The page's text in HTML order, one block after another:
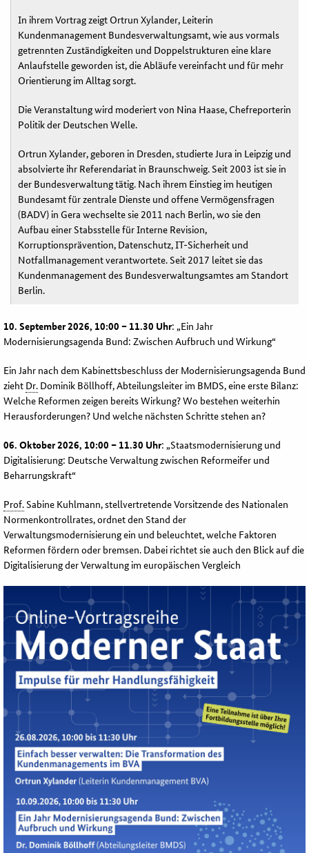
In ihrem Vortrag zeigt Ortrun Xylander, Leiterin
Kundenmanagement Bundesverwaltungsamt, wie aus vormals
getrennten Zuständigkeiten und Doppelstrukturen eine klare
Anlaufstelle geworden ist, die Abläufe vereinfacht und für mehr
Orientierung im Alltag sorgt.
Die Veranstaltung wird moderiert von Nina Haase, Chefreporterin
Politik der Deutschen Welle.
Ortrun Xylander, geboren in Dresden, studierte Jura in Leipzig und
absolvierte ihr Referendariat in Braunschweig. Seit 2003 ist sie in
der Bundesverwaltung tätig. Nach ihrem Einstieg im heutigen
Bundesamt für zentrale Dienste und offene Vermögensfragen
(BADV) in Gera wechselte sie 2011 nach Berlin, wo sie den
Aufbau einer Stabsstelle für Interne Revision,
Korruptionsprävention, Datenschutz, IT-Sicherheit und
Notfallmanagement verantwortete. Seit 2017 leitet sie das
Kundenmanagement des Bundesverwaltungsamtes am Standort
Berlin.
10. September 2026, 10:00 – 11.30 Uhr: „Ein Jahr
Modernisierungsagenda Bund: Zwischen Aufbruch und Wirkung“
Ein Jahr nach dem Kabinettsbeschluss der Modernisierungsagenda Bund
zieht Dr. Dominik Böllhoff, Abteilungsleiter im BMDS, eine erste Bilanz:
Welche Reformen zeigen bereits Wirkung? Wo bestehen weiterhin
Herausforderungen? Und welche nächsten Schritte stehen an?
06. Oktober 2026, 10:00 – 11.30 Uhr: „Staatsmodernisierung und
Digitalisierung: Deutsche Verwaltung zwischen Reformeifer und
Beharrungskraft“
Prof.Sabine Kuhlmann, stellvertretende Vorsitzende des Nationalen
Normenkontrollrates, ordnet den Stand der
Verwaltungsmodernisierung ein und beleuchtet, welche Faktoren
Reformen fördern oder bremsen. Dabei richtet sie auch den Blick auf die
Digitalisierung der Verwaltung im europäischen Vergleich